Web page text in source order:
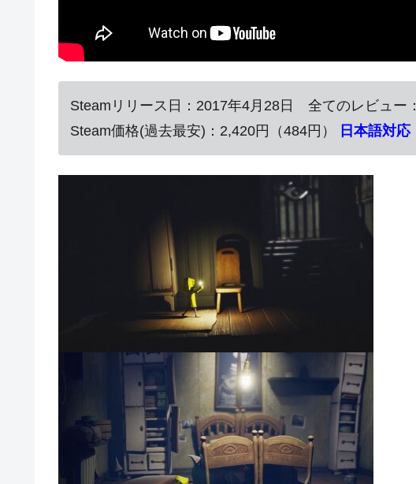
Steamリリース日：2017年4月28日 全てのレビュー：
Steam価格(過去最安)：2,420円（484円）
日本語対応